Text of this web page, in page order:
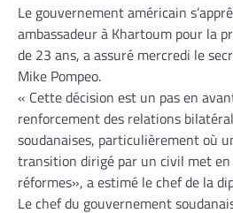
Le gouvernement américain
ambassadeur à Khartoum pour la
de 23 ans, a assuré mercredi le
Mike Pompeo.
« Cette décision est un pas en
renforcement des relations
soudanaises, particulièrement où
transition dirigé par un civil met
réformes», a estimé le chef de la
Le chef du gouvernement